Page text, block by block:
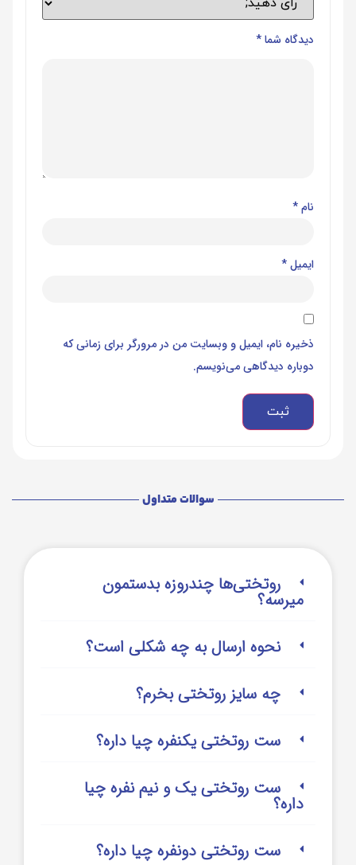
دیدگاه شما*
نام*
ایمیل*
ذخیره نام، ایمیل و وبسایت من در مرورگر برای زمانی که
دوباره دیدگاهی می‌نویسم.
سوالات متداول
روتختی‌‌ها چندروزه بدستمون
میرسه؟
نحوه ارسال به چه شکلی است؟
چه سایز روتختی بخرم؟
ست روتختی یکنفره چیا داره؟
ست روتختی یک و نیم نفره چیا
داره؟
ست روتختی دونفره چیا داره؟